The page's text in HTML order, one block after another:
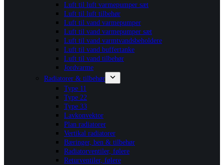
Luft til luft varmepumper sæt
Luft til luft tilbehør
Luft til vand varmepumper
Luft til vand varmepumper sæt
Luft til vand varmtvandsbeholdere
Luft til vand buffertanke
Luft til vand tilbehør
Jordvarme
Radiatorer & tilbehør
Type 11
Type 22
Type 33
Lavkonvektor
Plan radiatorer
Vertikal radiatorer
Bæringer, ben & tilbehør
Radiatorventiler, følere
Returventiler, følere